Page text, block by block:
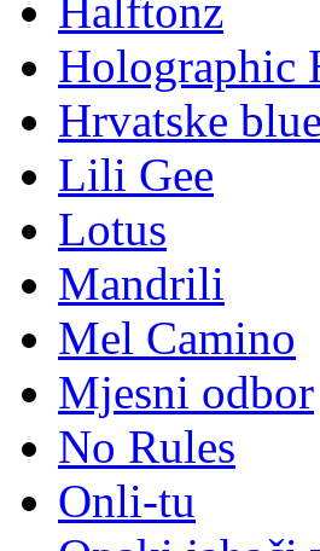
Gretta
Gustafi
Halftonz
Holographic
Hrvatske
Lili Gee
Lotus
Mandrili
Mel Camino
Mjesni odbor